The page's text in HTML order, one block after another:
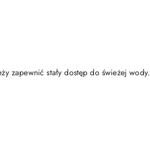
zapewnić stały dostęp do świeżej wody.